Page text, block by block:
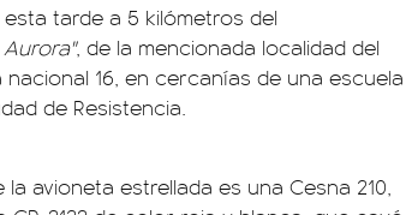
tarde a 5 kilómetros del
Aurora", de la mencionada localidad del
16, en cercanías de una escuela
de Resistencia.
la avioneta estrellada es una Cesna 210,